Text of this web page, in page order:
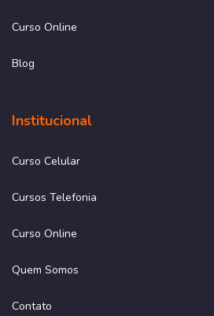
Curso Online
Blog
Institucional
Curso Celular
Cursos Telefonia
Curso Online
Quem Somos
Contato